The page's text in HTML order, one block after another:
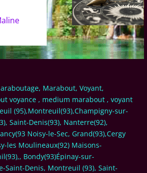
Marabout, Voyant,
voyance , medium marabout , voyant
(95),Montreuil(93),Champigny-sur-
Saint-Denis(93), Nanterre(92),
Noisy-le-Sec, Grand(93),Cergy
les Moulineaux(92) Maisons-
Bondy(93)Épinay-sur-
Saint-Denis, Montreuil (93), Saint-